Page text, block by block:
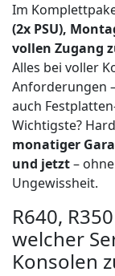
Im
(2x PSU),
vollen Zugang
Alles bei voller
Anforderungen
auch
Wichtigste?
monatiger
und jetzt–
Ungewissheit.
R640,
welcher
Konsolen